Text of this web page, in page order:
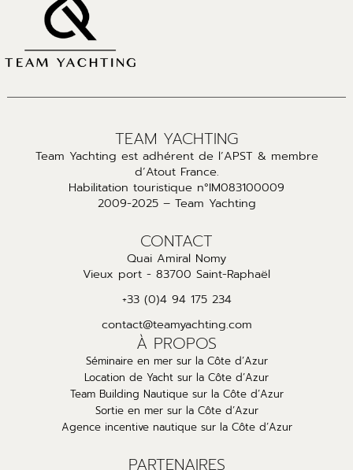
TEAM YACHTING
Team Yachting est adhérent de l’APST & membre
d’Atout France.
Habilitation touristique n°IM083100009
2009-2025 – Team Yachting
CONTACT
Quai Amiral Nomy
Vieux port - 83700 Saint-Raphaël
+33 (0)4 94 175 234
contact@teamyachting.com
À PROPOS
Séminaire en mer sur la Côte d’Azur
Location de Yacht sur la Côte d’Azur
Team Building Nautique sur la Côte d’Azur
Sortie en mer sur la Côte d’Azur
Agence incentive nautique sur la Côte d’Azur
PARTENAIRES